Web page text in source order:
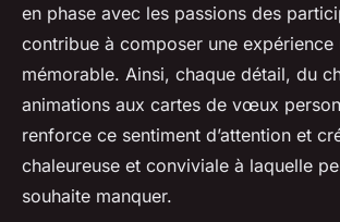
en phase avec les passions des
contribue à composer une expérience
mémorable. Ainsi, chaque détail, du
animations aux cartes de vœux
renforce ce sentiment d’attention et
chaleureuse et conviviale à laquelle
souhaite manquer.